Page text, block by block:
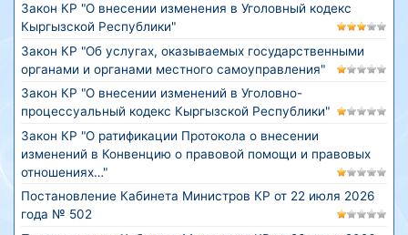
Закон КР "О внесении изменения в Уголовный кодекс
Кыргызской Республики"
Закон КР "Об услугах, оказываемых государственными
органами и органами местного самоуправления"
Закон КР "О внесении изменений в Уголовно-
процессуальный кодекс Кыргызской Республики"
Закон КР "О ратификации Протокола о внесении
изменений в Конвенцию о правовой помощи и правовых
отношениях…"
Постановление Кабинета Министров КР от 22 июля 2026
года № 502